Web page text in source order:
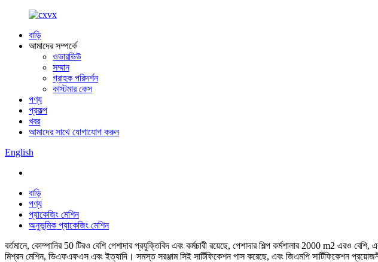
বাড়ি
আমাদের সম্পর্কে
ওভারভিউ
সম্মান
গ্রাহক পরিদর্শন
কাস্টমার কেস
পণ্য
প্রকল্প
খবর
আমাদের সাথে যোগাযোগ করুন
English
বাড়ি
পণ্য
প্যাকেজিং মেশিন
অনুভূমিক প্যাকেজিং মেশিন
বর্তমানে, কোম্পানির 50 টিরও বেশি পেশাদার প্রযুক্তিবিদ এবং কর্মচারী রয়েছে, পেশাদার শিল্প কর্মশালার 2000 m2 এরও
মিশ্রন মেশিন, ভিএফএফএস এবং ইত্যাদি। সমস্ত সরঞ্জাম সিই সার্টিফিকেশন পাস করেছে, এবং জিএমপি সার্টিফিকেশন